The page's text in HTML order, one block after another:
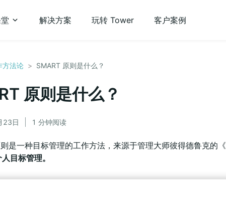
解决方案 玩转 Tower 客户案例
方法论 > SMART 原则是什么？
原则是什么？
23日 1 分钟阅读
是一种目标管理的工作方法，来源于管理大师彼得德鲁克的《
目标管理。